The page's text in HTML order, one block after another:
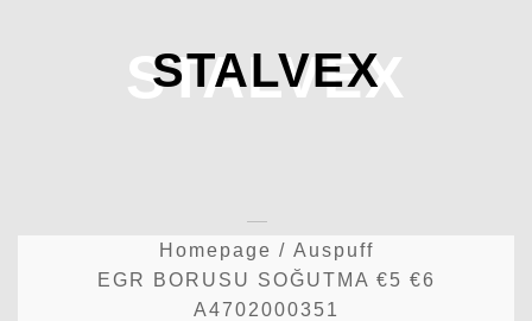
STALVEX
STALVEX
Homepage / Auspuff
EGR BORUSU SOĞUTMA €5 €6
A4702000351